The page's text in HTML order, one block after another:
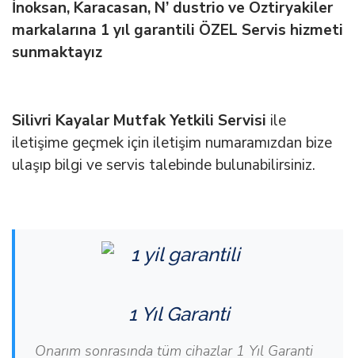
İnoksan, Karacasan, N’ dustrio ve Öztiryakiler
markalarına 1 yıl garantili ÖZEL Servis hizmeti
sunmaktayız
Silivri Kayalar Mutfak Yetkili Servisi ile
iletişime geçmek için iletişim numaramızdan bize
ulaşıp bilgi ve servis talebinde bulunabilirsiniz.
1 Yıl Garanti
Onarım sonrasında tüm cihazlar 1 Yıl Garanti